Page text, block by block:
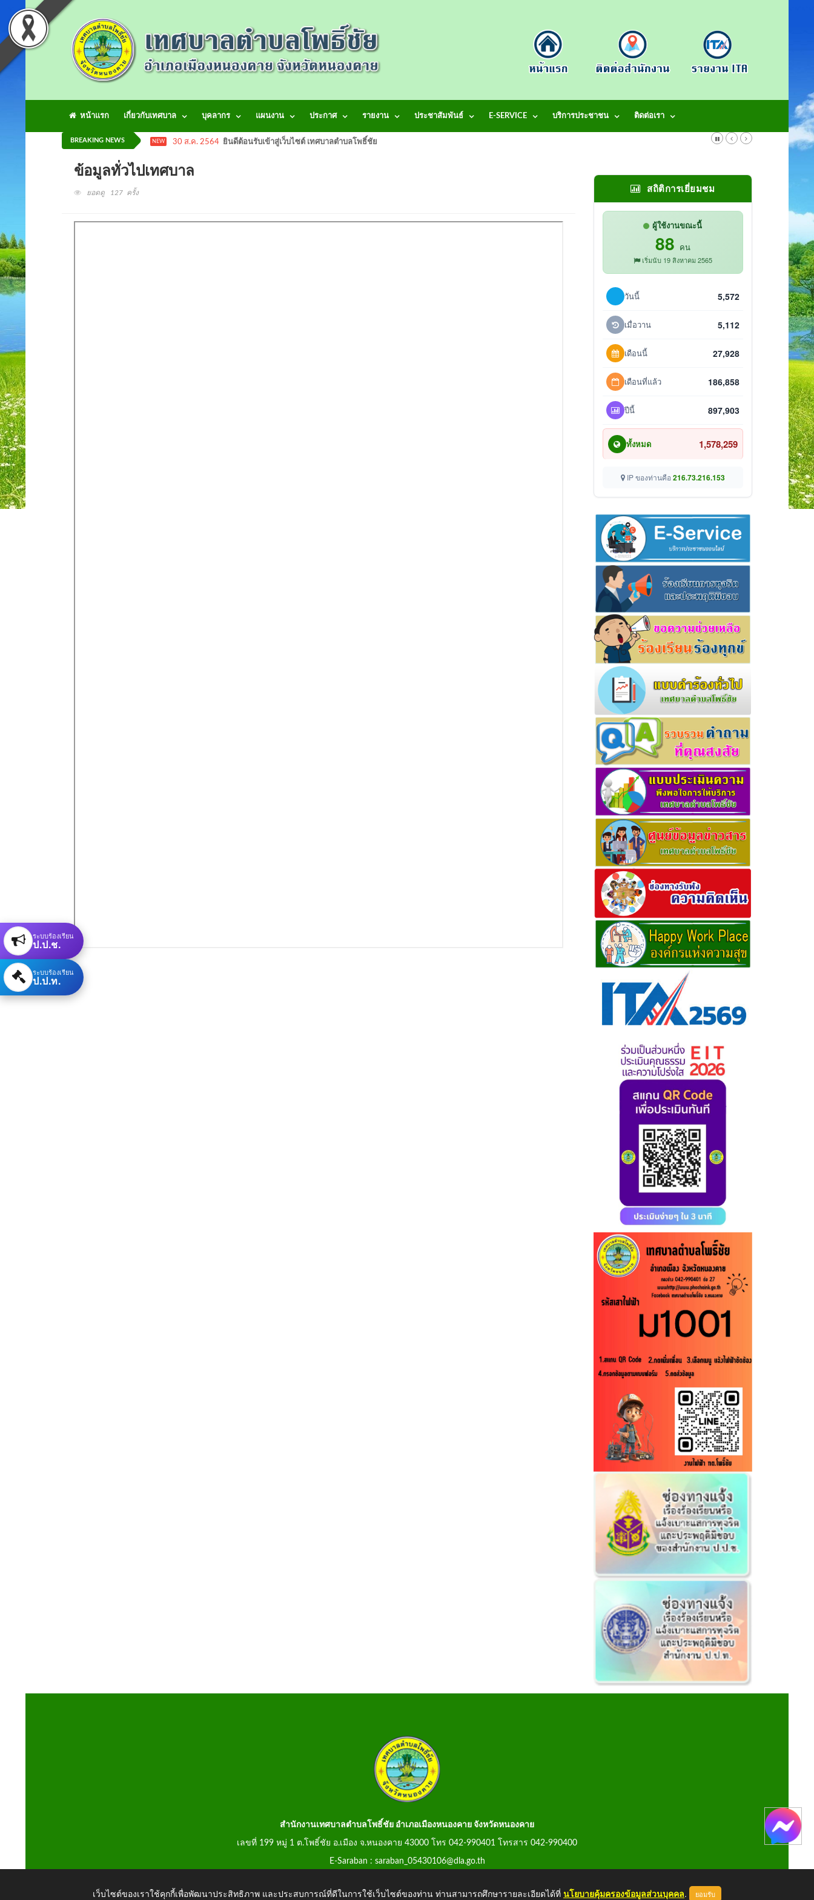
หน้าแรก เกี่ยวกับเทศบาล บุคลากร แผนงาน ประกาศ รายงาน ประชาสัมพันธ์ E-SERVICE บริการประชาชน ติดต่อเรา
BREAKING NEWS NEW 30 ส.ค. 2564 ยินดีต้อนรับเข้าสู่เว็บไซต์ เทศบาลตำบลโพธิ์ชัย
ข้อมูลทั่วไปเทศบาล
ยอดดู 127 ครั้ง สถิติการเยี่ยมชม
ผู้ใช้งานขณะนี้
88 คน
เริ่มนับ 19 สิงหาคม 2565
วันนี้ 5,572
เมื่อวาน 5,112
เดือนนี้ 27,928
เดือนที่แล้ว 186,858
ปีนี้ 897,903
ทั้งหมด 1,578,259
IP ของท่านคือ 216.73.216.153
สำนักงานเทศบาลตำบลโพธิ์ชัย อำเภอเมืองหนองคาย จังหวัดหนองคาย
เลขที่ 199 หมู่ 1 ต.โพธิ์ชัย อ.เมือง จ.หนองคาย 43000 โทร 042-990401 โทรสาร 042-990400
E-Saraban : saraban_05430106@dla.go.th
ระบบร้องเรียน
ป.ป.ช.
ระบบร้องเรียน
ป.ป.ท.
เว็บไซต์ของเราใช้คุกกี้เพื่อพัฒนาประสิทธิภาพ และประสบการณ์ที่ดีในการใช้เว็บไซต์ของท่าน ท่านสามารถศึกษารายละเอียดได้ที่ นโยบายคุ้มครองข้อมูลส่วนบุคคล. ยอมรับ